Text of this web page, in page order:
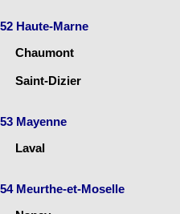
52 Haute-Marne
Chaumont
Saint-Dizier
53 Mayenne
Laval
54 Meurthe-et-Moselle